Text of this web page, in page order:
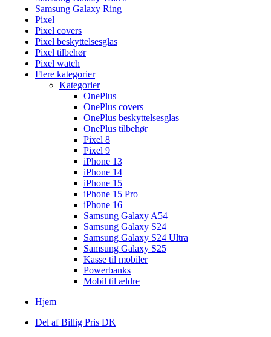
Samsung Galaxy Ring
Pixel
Pixel covers
Pixel beskyttelsesglas
Pixel tilbehør
Pixel watch
Flere kategorier
Kategorier
OnePlus
OnePlus covers
OnePlus beskyttelsesglas
OnePlus tilbehør
Pixel 8
Pixel 9
iPhone 13
iPhone 14
iPhone 15
iPhone 15 Pro
iPhone 16
Samsung Galaxy A54
Samsung Galaxy S24
Samsung Galaxy S24 Ultra
Samsung Galaxy S25
Kasse til mobiler
Powerbanks
Mobil til ældre
Hjem
Del af Billig Pris DK